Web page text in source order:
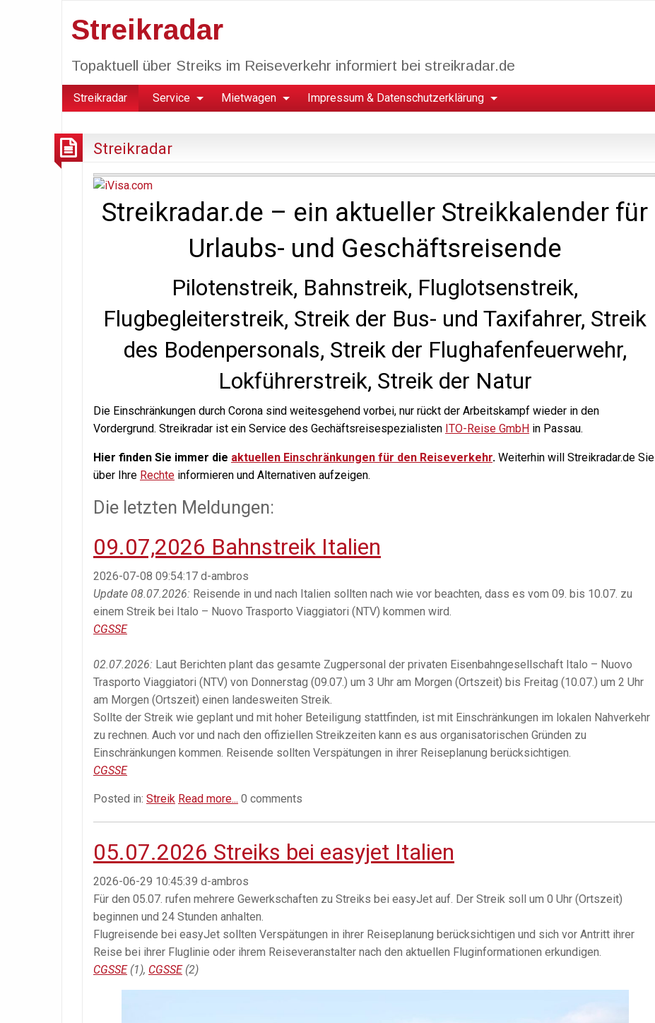
Streikradar
Topaktuell über Streiks im Reiseverkehr informiert bei streikradar.de
Streikradar Service Mietwagen Impressum & Datenschutzerklärung
Streikradar
Streikradar.de – ein aktueller Streikkalender für
Urlaubs- und Geschäftsreisende
Pilotenstreik, Bahnstreik, Fluglotsenstreik,
Flugbegleiterstreik, Streik der Bus- und Taxifahrer, Streik
des Bodenpersonals, Streik der Flughafenfeuerwehr,
Lokführerstreik, Streik der Natur
Die Einschränkungen durch Corona sind weitesgehend vorbei, nur rückt der Arbeitskampf wieder in den
Vordergrund. Streikradar ist ein Service des Gechäftsreisespezialisten ITO-Reise GmbH in Passau.
Hier finden Sie immer die aktuellen Einschränkungen für den Reiseverkehr. Weiterhin will Streikradar.de Sie
über Ihre Rechte informieren und Alternativen aufzeigen.
Die letzten Meldungen:
09.07,2026 Bahnstreik Italien
2026-07-08 09:54:17 d-ambros
Update 08.07.2026: Reisende in und nach Italien sollten nach wie vor beachten, dass es vom 09. bis 10.07. zu
einem Streik bei Italo – Nuovo Trasporto Viaggiatori (NTV) kommen wird.
CGSSE
02.07.2026: Laut Berichten plant das gesamte Zugpersonal der privaten Eisenbahngesellschaft Italo – Nuovo
Trasporto Viaggiatori (NTV) von Donnerstag (09.07.) um 3 Uhr am Morgen (Ortszeit) bis Freitag (10.07.) um 2 Uhr
am Morgen (Ortszeit) einen landesweiten Streik.
Sollte der Streik wie geplant und mit hoher Beteiligung stattfinden, ist mit Einschränkungen im lokalen Nahverkehr
zu rechnen. Auch vor und nach den offiziellen Streikzeiten kann es aus organisatorischen Gründen zu
Einschränkungen kommen. Reisende sollten Verspätungen in ihrer Reiseplanung berücksichtigen.
CGSSE
Posted in: Streik Read more... 0 comments
05.07.2026 Streiks bei easyjet Italien
2026-06-29 10:45:39 d-ambros
Für den 05.07. rufen mehrere Gewerkschaften zu Streiks bei easyJet auf. Der Streik soll um 0 Uhr (Ortszeit)
beginnen und 24 Stunden anhalten.
Flugreisende bei easyJet sollten Verspätungen in ihrer Reiseplanung berücksichtigen und sich vor Antritt ihrer
Reise bei ihrer Fluglinie oder ihrem Reiseveranstalter nach den aktuellen Fluginformationen erkundigen.
CGSSE(1), CGSSE(2)